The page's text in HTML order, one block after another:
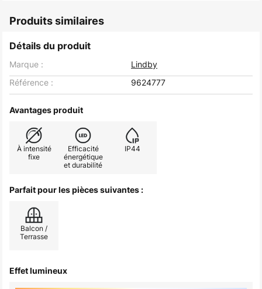
Produits similaires
Détails du produit
Marque :
Lindby
Référence :
9624777
Avantages produit
À intensité
fixe
Efficacité
énergétique
et durabilité
IP44
Parfait pour les pièces suivantes :
Balcon /
Terrasse
Effet lumineux